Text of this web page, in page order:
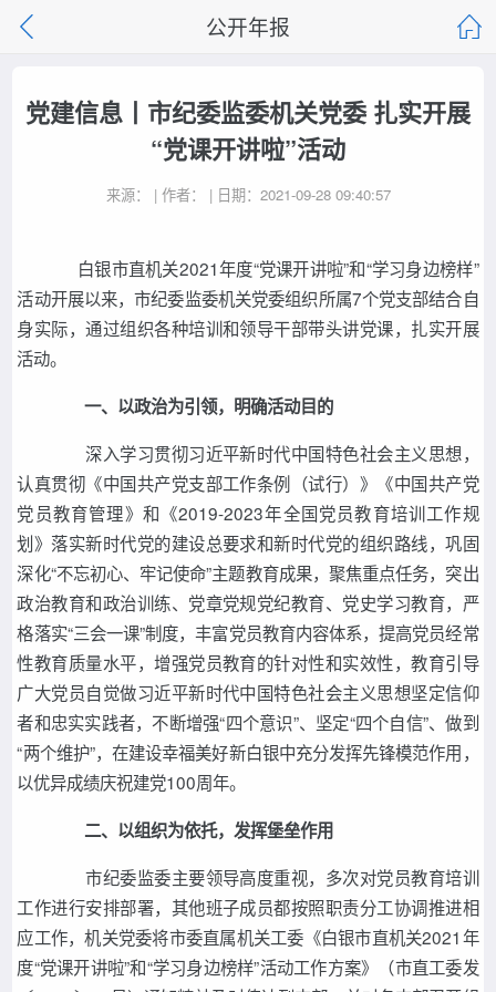
公开年报
党建信息丨市纪委监委机关党委 扎实开展
“党课开讲啦”活动
来源： | 作者： | 日期：2021-09-28 09:40:57
白银市直机关2021年度“党课开讲啦”和“学习身边榜样”
活动开展以来，市纪委监委机关党委组织所属7个党支部结合自
身实际，通过组织各种培训和领导干部带头讲党课，扎实开展
活动。
一、以政治为引领，明确活动目的
深入学习贯彻习近平新时代中国特色社会主义思想，
认真贯彻《中国共产党支部工作条例（试行）》《中国共产党
党员教育管理》和《2019-2023年全国党员教育培训工作规
划》落实新时代党的建设总要求和新时代党的组织路线，巩固
深化“不忘初心、牢记使命”主题教育成果，聚焦重点任务，突出
政治教育和政治训练、党章党规党纪教育、党史学习教育，严
格落实“三会一课”制度，丰富党员教育内容体系，提高党员经常
性教育质量水平，增强党员教育的针对性和实效性，教育引导
广大党员自觉做习近平新时代中国特色社会主义思想坚定信仰
者和忠实实践者，不断增强“四个意识”、坚定“四个自信”、做到
“两个维护”，在建设幸福美好新白银中充分发挥先锋模范作用，
以优异成绩庆祝建党100周年。
二、以组织为依托，发挥堡垒作用
市纪委监委主要领导高度重视，多次对党员教育培训
工作进行安排部署，其他班子成员都按照职责分工协调推进相
应工作，机关党委将市委直属机关工委《白银市直机关2021年
度“党课开讲啦”和“学习身边榜样”活动工作方案》（市直工委发